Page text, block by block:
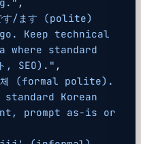
す/ます (polite)
Keep technical
where standard
, SEO)." ,
체 (formal polite).
Korean
prompt as-is or